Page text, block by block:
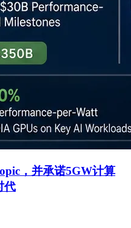
，并承诺5GW计算
代